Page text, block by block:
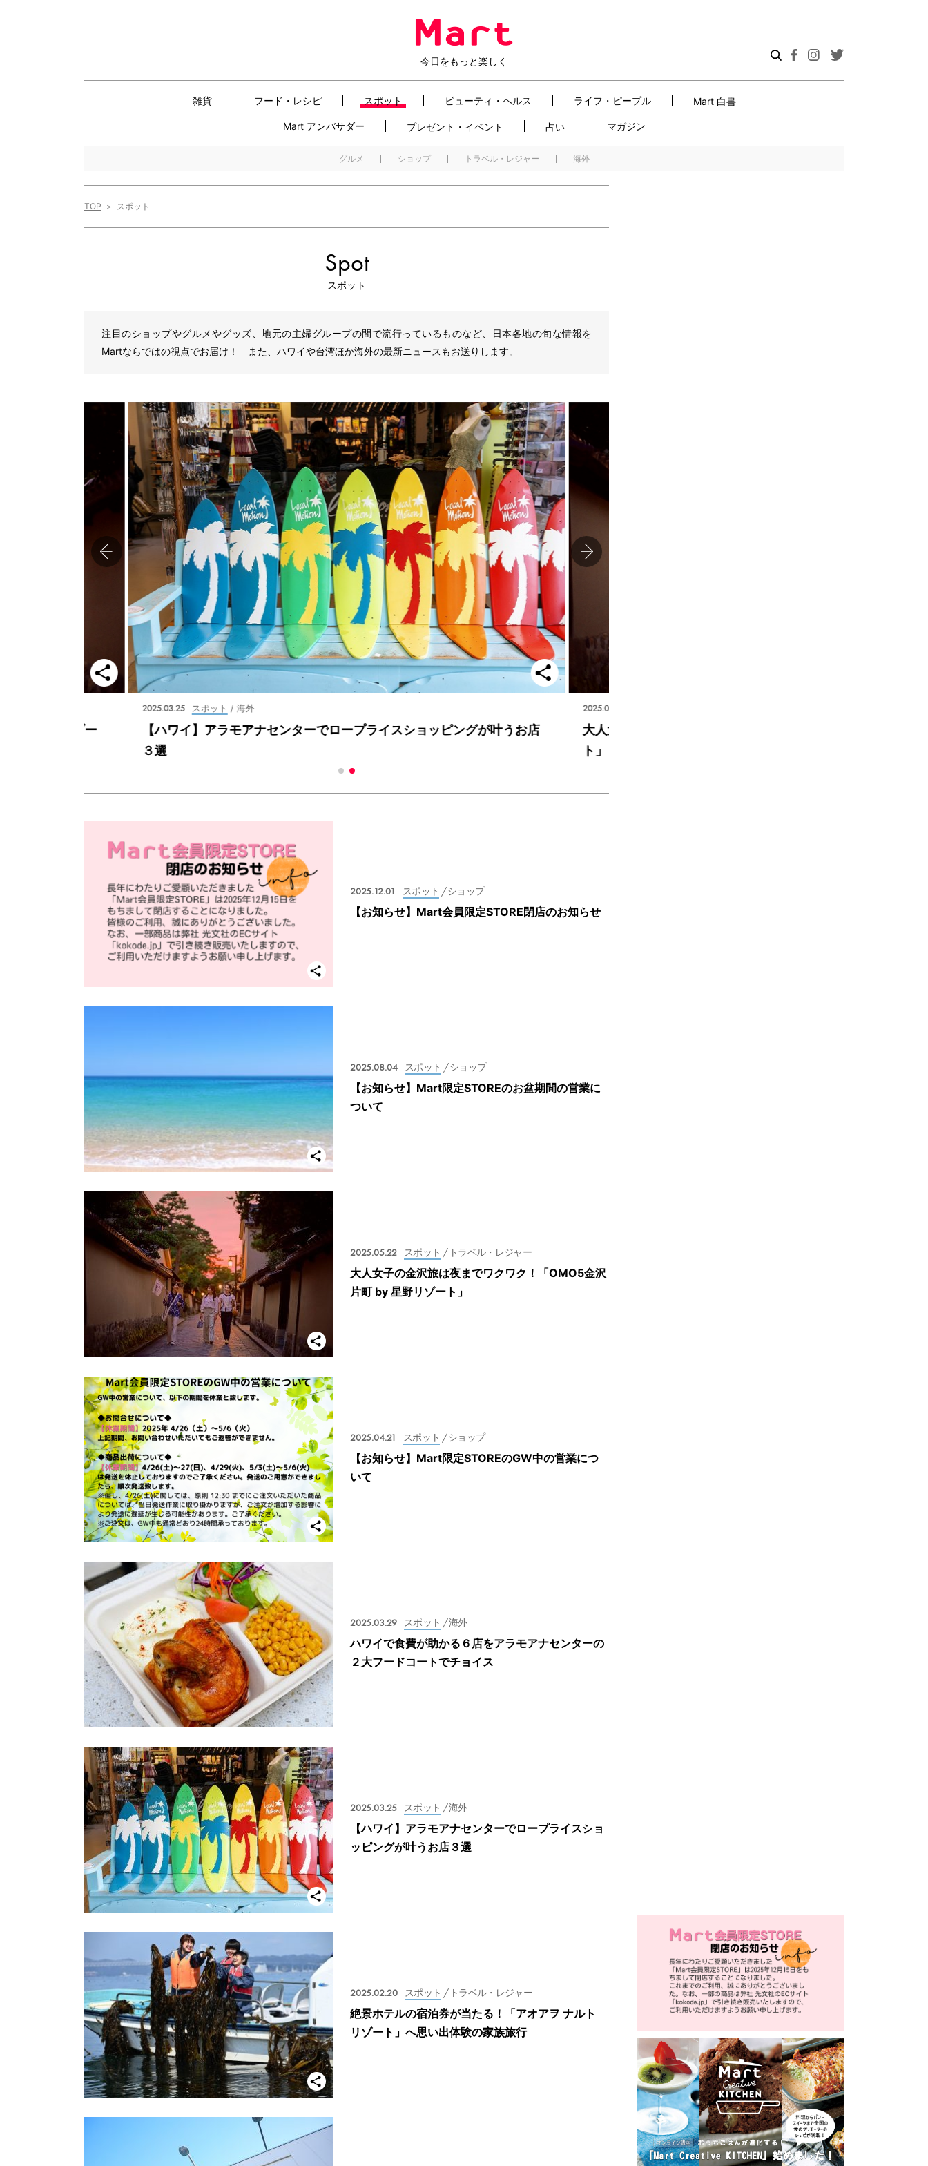
今日をもっと楽しく
雑貨 フード・レシピ スポット ビューティ・ヘルス ライフ・ピープル Mart 白書
Mart アンバサダー プレゼント・イベント 占い マガジン
グルメ ショップ トラベル・レジャー 海外
TOP スポット
Spot
スポット
注目のショップやグルメやグッズ、地元の主婦グループの間で流行っているものなど、日本各地の旬な情報を
Martならではの視点でお届け！ また、ハワイや台湾ほか海外の最新ニュースもお送りします。
by 星野リゾー
2025.03.25 スポット / 海外
【ハワイ】アラモアナセンターでロープライスショッピングが叶うお店
３選
2025.05.22
大人女子の金沢旅は夜までワクワク！「OMO5金沢片町 by
ト」
2025.12.01 スポット / ショップ
【お知らせ】Mart会員限定STORE閉店のお知らせ
2025.08.04 スポット / ショップ
【お知らせ】Mart限定STOREのお盆期間の営業に
ついて
2025.05.22 スポット / トラベル・レジャー
大人女子の金沢旅は夜までワクワク！「OMO5金沢
片町 by 星野リゾート」
2025.04.21 スポット / ショップ
【お知らせ】Mart限定STOREのGW中の営業につ
いて
2025.03.29 スポット / 海外
ハワイで食費が助かる６店をアラモアナセンターの
２大フードコートでチョイス
2025.03.25 スポット / 海外
【ハワイ】アラモアナセンターでロープライスショ
ッピングが叶うお店３選
2025.02.20 スポット / トラベル・レジャー
絶景ホテルの宿泊券が当たる！「アオアヲ ナルト
リゾート」へ思い出体験の家族旅行